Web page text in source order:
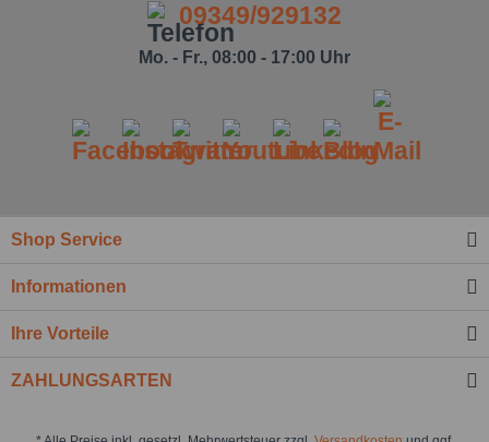
09349/929132
Mo. - Fr., 08:00 - 17:00 Uhr
Shop Service
Informationen
Ihre Vorteile
ZAHLUNGSARTEN